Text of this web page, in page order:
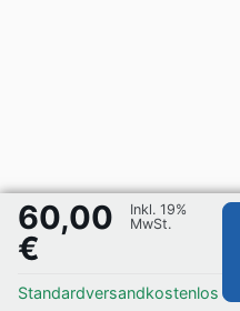
60,00
€
Inkl. 19%
MwSt.
Standardversandkostenlos